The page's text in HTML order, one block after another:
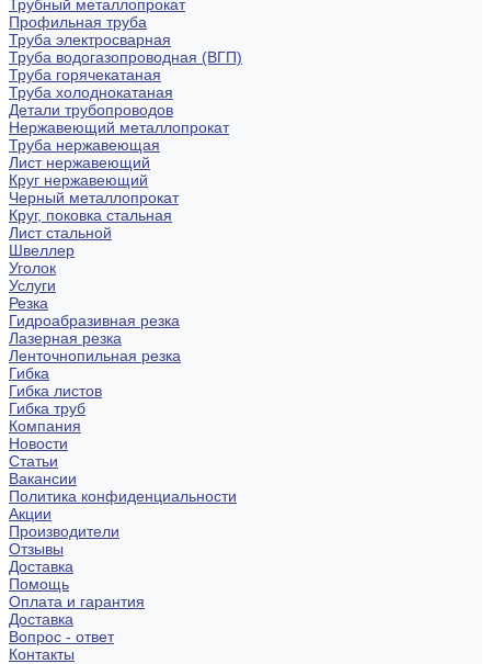
Трубный металлопрокат
Профильная труба
Труба электросварная
Труба водогазопроводная (ВГП)
Труба горячекатаная
Труба холоднокатаная
Детали трубопроводов
Нержавеющий металлопрокат
Труба нержавеющая
Лист нержавеющий
Круг нержавеющий
Черный металлопрокат
Круг, поковка стальная
Лист стальной
Швеллер
Уголок
Услуги
Резка
Гидроабразивная резка
Лазерная резка
Ленточнопильная резка
Гибка
Гибка листов
Гибка труб
Компания
Новости
Статьи
Вакансии
Политика конфиденциальности
Акции
Производители
Отзывы
Доставка
Помощь
Оплата и гарантия
Доставка
Вопрос - ответ
Контакты